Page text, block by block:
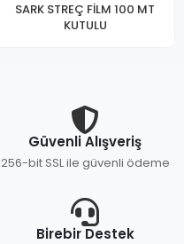
SARK STREÇ FİLM 100 MT
KUTULU
Güvenli Alışveriş
256-bit SSL ile güvenli ödeme
Birebir Destek